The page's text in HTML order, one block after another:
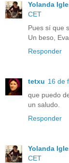
Yolanda
CET
Pues sí que
Un beso,
Responder
tetxu 16 de
que puedo
un saludo.
Responder
Yolanda
CET